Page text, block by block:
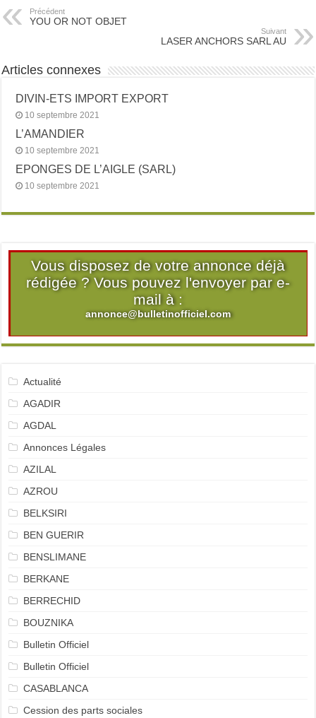
Précédent
YOU OR NOT OBJET
Suivant
LASER ANCHORS SARL AU
Articles connexes
DIVIN-ETS IMPORT EXPORT
10 septembre 2021
L’AMANDIER
10 septembre 2021
EPONGES DE L’AIGLE (SARL)
10 septembre 2021
Vous disposez de votre annonce déjà
rédigée ? Vous pouvez l'envoyer par e-
mail à :
annonce@bulletinofficiel.com
Actualité
AGADIR
AGDAL
Annonces Légales
AZILAL
AZROU
BELKSIRI
BEN GUERIR
BENSLIMANE
BERKANE
BERRECHID
BOUZNIKA
Bulletin Officiel
Bulletin Officiel
CASABLANCA
Cession des parts sociales